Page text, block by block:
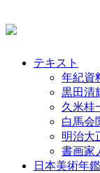
テキスト
年紀資
黒田清
久米桂
白馬会
明治大
書画家
日本美術年鑑